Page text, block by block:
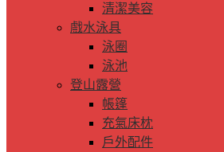
清潔美容
戲水泳具
泳圈
泳池
登山露營
帳篷
充氣床枕
戶外配件